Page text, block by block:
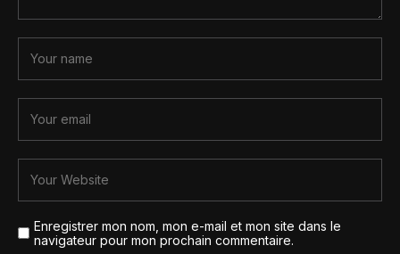
Enregistrer mon nom, mon e-mail et mon site dans le
navigateur pour mon prochain commentaire.